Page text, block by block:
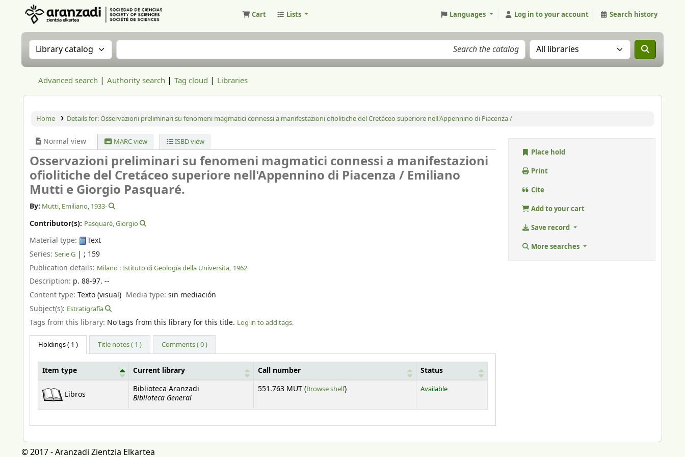
Cart Lists Languages Log in to your account Search history
Search the catalog by:Search the catalog Search the catalog in:
Advanced search Authority search Tag cloud Libraries
Home Details for:Osservazioni preliminari su fenomeni magmatici connessi a manifestazioni ofiolitiche del Cretáceo superiore nell'Appennino di Piacenza /
Normal view MARC view ISBD view
Osservazioni preliminari su fenomeni magmatici connessi a manifestazioni
ofiolitiche del Cretáceo superiore nell'Appennino di Piacenza / Emiliano
Mutti e Giorgio Pasquaré.
By: Mutti, Emiliano, 1933-
Contributor(s): Pasquarè, Giorgio
Material type:
Text
Series: Serie G | ; 159
Publication details: Milano : Istituto di Geología della Universita, 1962
Description: p. 88-97. --
Content type: Texto (visual) Media type:sin mediación
Subject(s): Estratigrafía
Tags from this library: No tags from this library for this title. Log in to add tags.
Holdings( 1 ) Title notes ( 1 ) Comments ( 0 )
Item type Current library Call number Status
Libros
Biblioteca Aranzadi
Biblioteca General
551.763 MUT (Browse shelf(Opens below)
) Available
Place hold
Print
Cite
Add to your cart
Save record
More searches
© 2017 - Aranzadi Zientzia Elkartea